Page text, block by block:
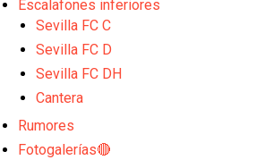
Escalafones inferiores
Sevilla FC C
Sevilla FC D
Sevilla FC DH
Cantera
Rumores
Fotogalerías🔴